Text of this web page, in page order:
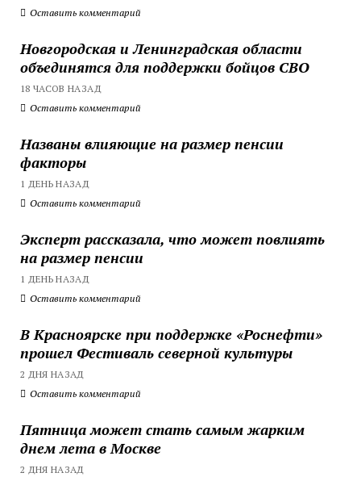
Оставить комментарий
Новгородская и Ленинградская области
объединятся для поддержки бойцов СВО
18 ЧАСОВ НАЗАД
Оставить комментарий
Названы влияющие на размер пенсии
факторы
1 ДЕНЬ НАЗАД
Оставить комментарий
Эксперт рассказала, что может повлиять
на размер пенсии
1 ДЕНЬ НАЗАД
Оставить комментарий
В Красноярске при поддержке «Роснефти»
прошел Фестиваль северной культуры
2 ДНЯ НАЗАД
Оставить комментарий
Пятница может стать самым жарким
днем лета в Москве
2 ДНЯ НАЗАД